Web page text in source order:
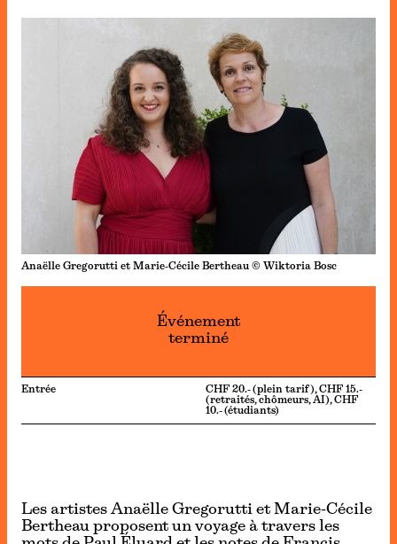
Anaëlle Gregorutti et Marie-Cécile Bertheau © Wiktoria Bosc
Événement
terminé
Entrée
CHF 20.- (plein tarif), CHF 15.-
(retraités, chômeurs, AI), CHF
10.- (étudiants)
Les artistes Anaëlle Gregorutti et Marie-Cécile
Bertheau proposent un voyage à travers les